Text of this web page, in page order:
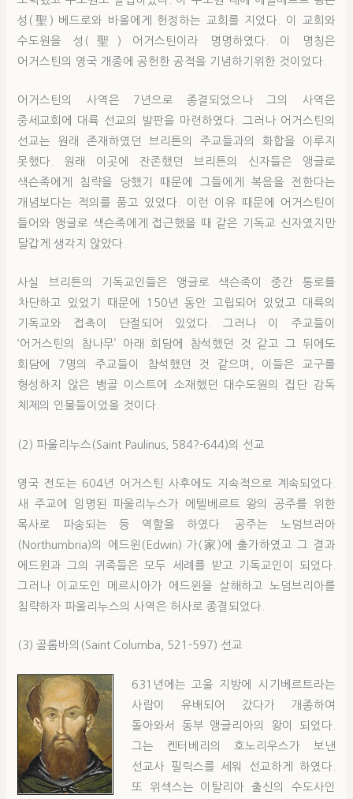
성(聖) 베드로와 바울에게 헌정하는 교회를 지었다. 이 교회와
수도원을 성(聖) 어거스틴이라 명명하였다. 이 명칭은
어거스틴의 영국 개종에 공헌한 공적을 기념하기위한 것이었다.
어거스틴의 사역은 7년으로 종결되었으나 그의 사역은
중세교회에 대륙 선교의 발판을 마련하였다. 그러나 어거스틴의
선교는 원래 존재하였던 브리튼의 주교들과의 화합을 이루지
못했다. 원래 이곳에 잔존했던 브리튼의 신자들은 앵글로
색슨족에게 침략을 당했기 때문에 그들에게 복음을 전한다는
개념보다는 적의를 품고 있었다. 이런 이유 때문에 어거스틴이
들어와 앵글로 색슨족에게 접근했을 때 같은 기독교 신자였지만
달갑게 생각지 않았다.
사실 브리튼의 기독교인들은 앵글로 색슨족이 중간 통로를
차단하고 있었기 때문에 150년 동안 고립되어 있었고 대륙의
기독교와 접촉이 단절되어 있었다. 그러나 이 주교들이
‘어거스틴의 참나무’ 아래 회담에 참석했던 것 같고 그 뒤에도
회담에 7명의 주교들이 참석했던 것 같으며, 이들은 교구를
형성하지 않은 뱅골 이스트에 소재했던 대수도원의 집단 감독
체제의 인물들이었을 것이다.
(2) 파울리누스(Saint Paulinus, 584?-644)의 선교
영국 전도는 604년 어거스틴 사후에도 지속적으로 계속되었다.
새 주교에 임명된 파울리누스가 에텔베르트 왕의 공주를 위한
목사로 파송되는 등 역할을 하였다. 공주는 노덤브러아
(Northumbria)의 에드윈(Edwin) 가(家)에 출가하였고 그 결과
에드윈과 그의 귀족들은 모두 세례를 받고 기독교인이 되었다.
그러나 이교도인 메르시아가 에드윈을 살해하고 노덤브리아를
침략하자 파울리누스의 사역은 허사로 종결되었다.
(3) 골롬바의(Saint Columba, 521-597) 선교
631년에는 고울 지방에 시기베르트라는
사람이 유배되어 갔다가 개종하여
돌아와서 동부 앵글리아의 왕이 되었다.
그는 켄터베리의 호노리우스가 보낸
선교사 필릭스를 세워 선교하게 하였다.
또 위섹스는 이탈리아 출신의 수도사인